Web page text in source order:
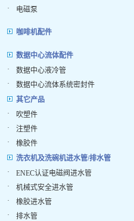
·
电磁泵
咖啡机配件
数据中心流体配件
·
数据中心液冷管
·
数据中心流体系统密封件
其它产品
·
吹塑件
·
注塑件
·
橡胶件
洗衣机及洗碗机进水管/排水管
·
ENEC认证电磁阀进水管
·
机械式安全进水管
·
橡胶进水管
·
排水管